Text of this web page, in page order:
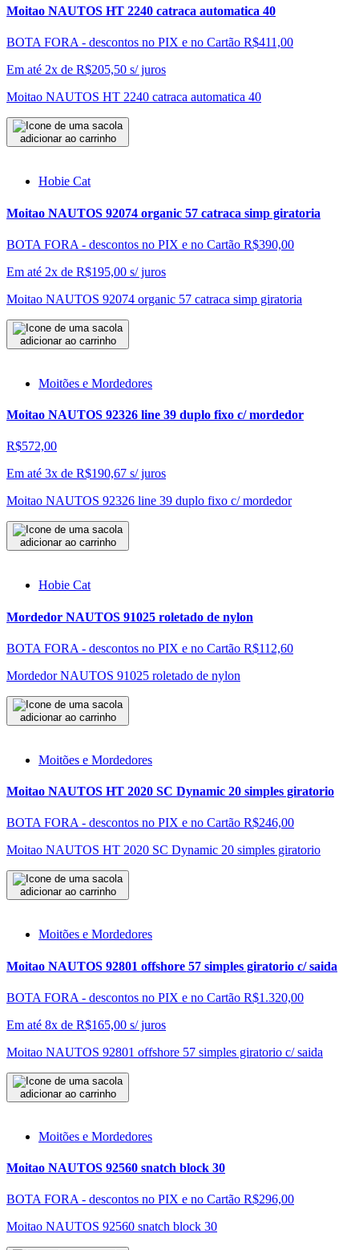
Moitao NAUTOS HT 2240 catraca automatica 40
BOTA FORA - descontos no PIX e no Cartão R$411,00
Em até 2x de R$205,50 s/ juros
Moitao NAUTOS HT 2240 catraca automatica 40
adicionar ao carrinho
Hobie Cat
Moitao NAUTOS 92074 organic 57 catraca simp giratoria
BOTA FORA - descontos no PIX e no Cartão R$390,00
Em até 2x de R$195,00 s/ juros
Moitao NAUTOS 92074 organic 57 catraca simp giratoria
adicionar ao carrinho
Moitões e Mordedores
Moitao NAUTOS 92326 line 39 duplo fixo c/ mordedor
R$572,00
Em até 3x de R$190,67 s/ juros
Moitao NAUTOS 92326 line 39 duplo fixo c/ mordedor
adicionar ao carrinho
Hobie Cat
Mordedor NAUTOS 91025 roletado de nylon
BOTA FORA - descontos no PIX e no Cartão R$112,60
Mordedor NAUTOS 91025 roletado de nylon
adicionar ao carrinho
Moitões e Mordedores
Moitao NAUTOS HT 2020 SC Dynamic 20 simples giratorio
BOTA FORA - descontos no PIX e no Cartão R$246,00
Moitao NAUTOS HT 2020 SC Dynamic 20 simples giratorio
adicionar ao carrinho
Moitões e Mordedores
Moitao NAUTOS 92801 offshore 57 simples giratorio c/ saida
BOTA FORA - descontos no PIX e no Cartão R$1.320,00
Em até 8x de R$165,00 s/ juros
Moitao NAUTOS 92801 offshore 57 simples giratorio c/ saida
adicionar ao carrinho
Moitões e Mordedores
Moitao NAUTOS 92560 snatch block 30
BOTA FORA - descontos no PIX e no Cartão R$296,00
Moitao NAUTOS 92560 snatch block 30